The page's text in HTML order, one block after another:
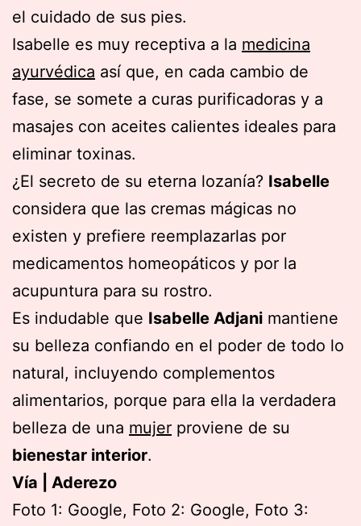
el cuidado de sus pies.
Isabelle es muy receptiva a la medicina
ayurvédica así que, en cada cambio de
fase, se somete a curas purificadoras y a
masajes con aceites calientes ideales para
eliminar toxinas.
¿El secreto de su eterna lozanía? Isabelle
considera que las cremas mágicas no
existen y prefiere reemplazarlas por
medicamentos homeopáticos y por la
acupuntura para su rostro.
Es indudable que Isabelle Adjani mantiene
su belleza confiando en el poder de todo lo
natural, incluyendo complementos
alimentarios, porque para ella la verdadera
belleza de una mujer proviene de su
bienestar interior.
Vía | Aderezo
Foto 1: Google, Foto 2: Google, Foto 3: